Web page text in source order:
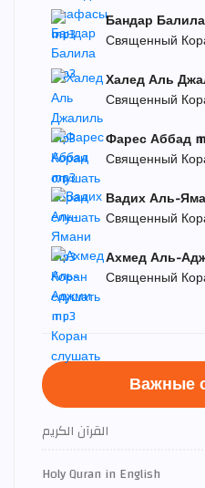
Бандар
Священный
Халед Аль
Священный
Фарес Аббад
Священный
Вадих Аль-
Священный
Ахмед Аль-
Священный
Важные
القرآن الكريم
Holy Quran in English